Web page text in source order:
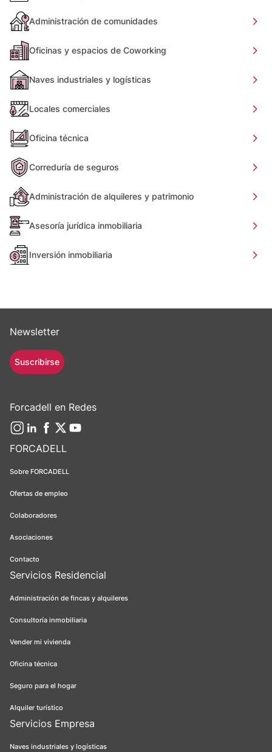
Administración de comunidades
Oficinas y espacios de Coworking
Naves industriales y logísticas
Locales comerciales
Oficina técnica
Correduría de seguros
Administración de alquileres y patrimonio
Asesoría jurídica inmobiliaria
Inversión inmobiliaria
FORCADELL
Sobre FORCADELL
Ofertas de empleo
Colaboradores
Asociaciones
Contacto
Servicios Residencial
Administración de fincas y alquileres
Consultoría inmobiliaria
Vender mi vivienda
Oficina técnica
Seguro para el hogar
Alquiler turístico
Servicios Empresa
Naves industriales y logísticas
Newsletter
Suscribirse
Forcadell en Redes